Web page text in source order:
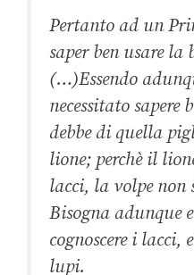
Pertanto ad un
saper ben usare la
(…)Essendo
necessitato sapere
debbe di quella
lione; perchè il
lacci, la volpe non
Bisogna adunque
cognoscere i lacci,
lupi.